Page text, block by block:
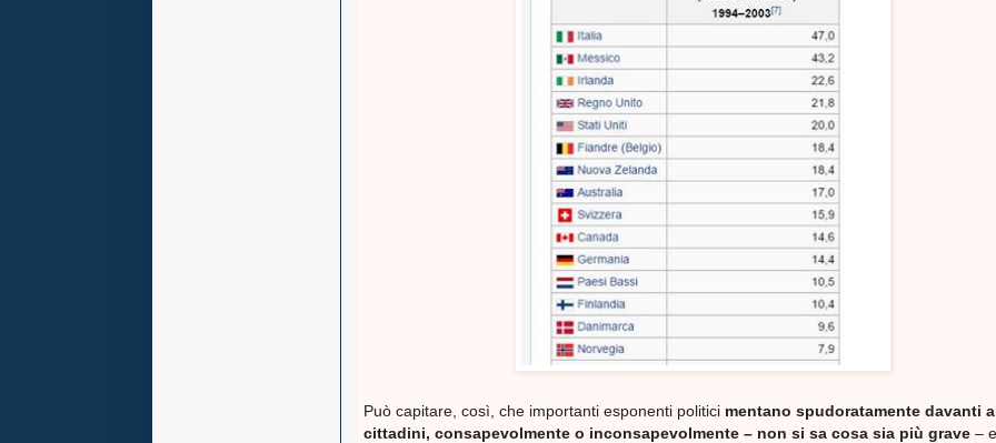
Può capitare, così, che importanti esponenti politici mentano spudoratamente davanti
cittadini, consapevolmente o inconsapevolmente – non si sa cosa sia più grave –